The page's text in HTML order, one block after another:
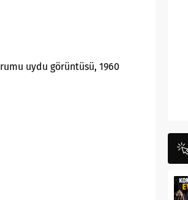
uydu görüntüsü, 1960